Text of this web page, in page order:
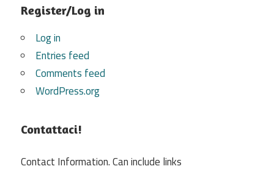
Register/Log in
Log in
Entries feed
Comments feed
WordPress.org
Contattaci!
Contact Information. Can include links